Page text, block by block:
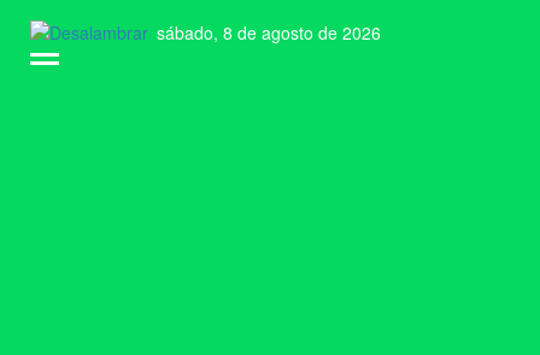
sábado, 8 de agosto de 2026